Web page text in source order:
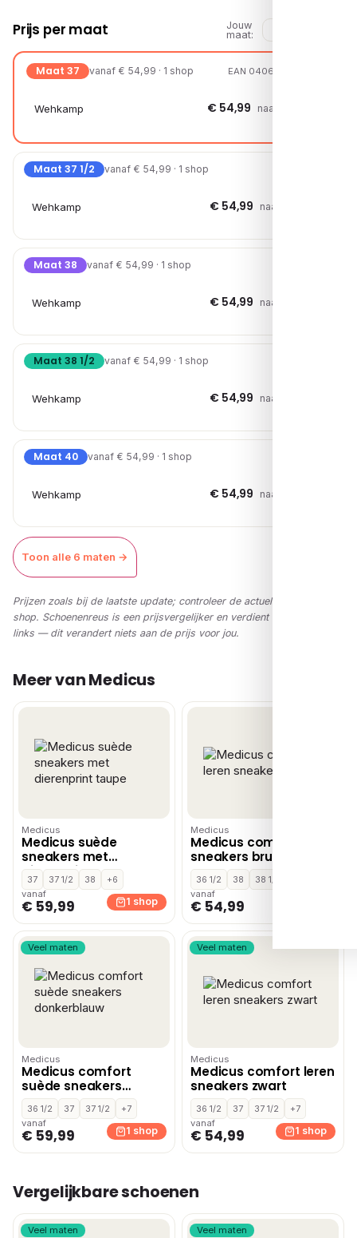
Prijs per maat
Jouw
maat:
Maat 37 vanaf € 54,99 · 1 shop EAN 04063871930292
Wehkamp € 54,99 naar shop →
Maat 37 1/2 vanaf € 54,99 · 1 shop
Wehkamp € 54,99 naar shop →
Maat 38 vanaf € 54,99 · 1 shop
Wehkamp € 54,99 naar shop →
Maat 38 1/2 vanaf € 54,99 · 1 shop
Wehkamp € 54,99 naar shop →
Maat 40 vanaf € 54,99 · 1 shop
Wehkamp € 54,99 naar shop →
Toon alle 6 maten →
Prijzen zoals bij de laatste update; controleer de actuele prijs in de
shop. Schoenenreus is een prijsvergelijker en verdient via affiliate-
links — dit verandert niets aan de prijs voor jou.
Meer van Medicus
Medicus
Medicus suède
sneakers met
dierenprint taupe
37 37 1/2 38
+6
vanaf
€ 59,99 1 shop
Medicus
Medicus comfort leren
sneakers bruin
36 1/2 38 38 1/2
vanaf
€ 54,99
Veel maten
Medicus
Medicus comfort
suède sneakers
donkerblauw
36 1/2 37 37 1/2
+7
vanaf
€ 59,99 1 shop
Veel maten
Medicus
Medicus comfort leren
sneakers zwart
36 1/2 37 37 1/2
+7
vanaf
€ 54,99 1 shop
Vergelijkbare schoenen
Veel maten Veel maten